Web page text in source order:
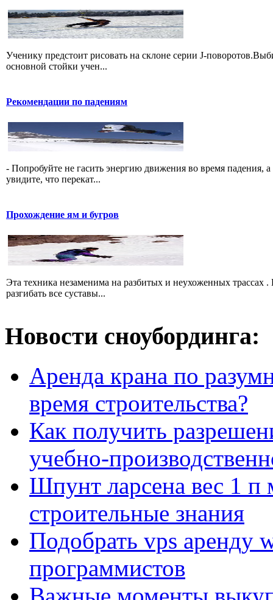
Ученику предстоит рисовать на склоне серии J-
основной стойки учен...
Рекомендации по падениям
- Попробуйте не гасить энергию движения во время падения,
увидите, что перекат...
Прохождение ям и бугров
Эта техника незаменима на разбитых и неухоженных
разгибать все суставы...
Новости сноубординга:
Аренда крана по
время строительства?
Как получить
учебно-
Шпунт ларсена вес 1 п
строительные знания
Подобрать vps аренду
программистов